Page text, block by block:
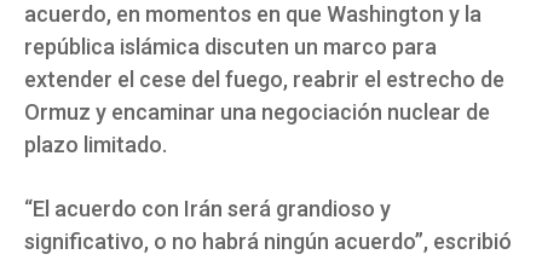
acuerdo, en momentos en que Washington y la
república islámica discuten un marco para
extender el cese del fuego, reabrir el estrecho de
Ormuz y encaminar una negociación nuclear de
plazo limitado.
“El acuerdo con Irán será grandioso y
significativo, o no habrá ningún acuerdo”, escribió